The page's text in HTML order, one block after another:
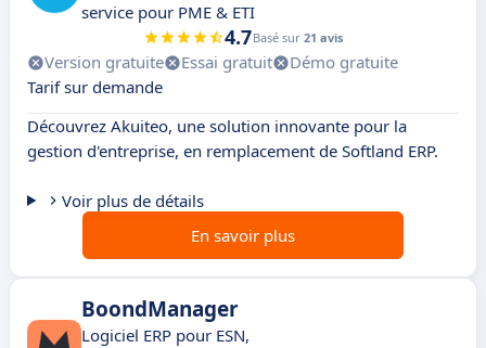
service pour PME & ETI
4.7Basé sur 21 avis
Version gratuite Essai gratuit
Démo gratuite
Tarif sur demande
Découvrez Akuiteo, une solution innovante pour la
gestion d'entreprise, en remplacement de Softland ERP.
Voir plus de détails
En savoir plus
BoondManager
Logiciel ERP pour ESN,